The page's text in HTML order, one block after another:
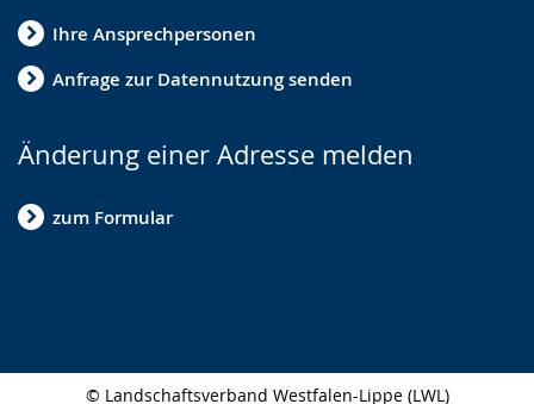
Ihre Ansprechpersonen
Anfrage zur Datennutzung senden
Änderung einer Adresse melden
zum Formular
© Landschaftsverband Westfalen-Lippe (LWL)